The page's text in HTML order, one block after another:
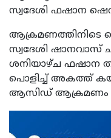
സ്വദേശി ഫഷാന
ആക്രമണത്തിനിടെ
സ്വദേശി ഷാനവാസ്
ശനിയാഴ്ച ഫഷാന
പൊളിച്ച് അകത്ത്
ആസിഡ് ആക്രമണം